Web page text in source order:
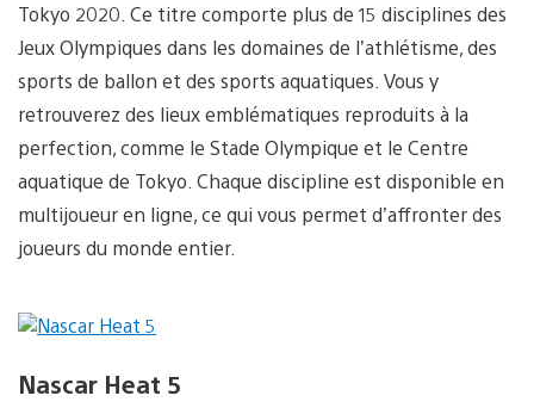
Tokyo 2020. Ce titre comporte plus de 15 disciplines des
Jeux Olympiques dans les domaines de l’athlétisme, des
sports de ballon et des sports aquatiques. Vous y
retrouverez des lieux emblématiques reproduits à la
perfection, comme le Stade Olympique et le Centre
aquatique de Tokyo. Chaque discipline est disponible en
multijoueur en ligne, ce qui vous permet d’affronter des
joueurs du monde entier.
Nascar Heat 5